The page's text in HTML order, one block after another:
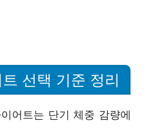
선택 기준 정리
어트는 단기 체중 감량에